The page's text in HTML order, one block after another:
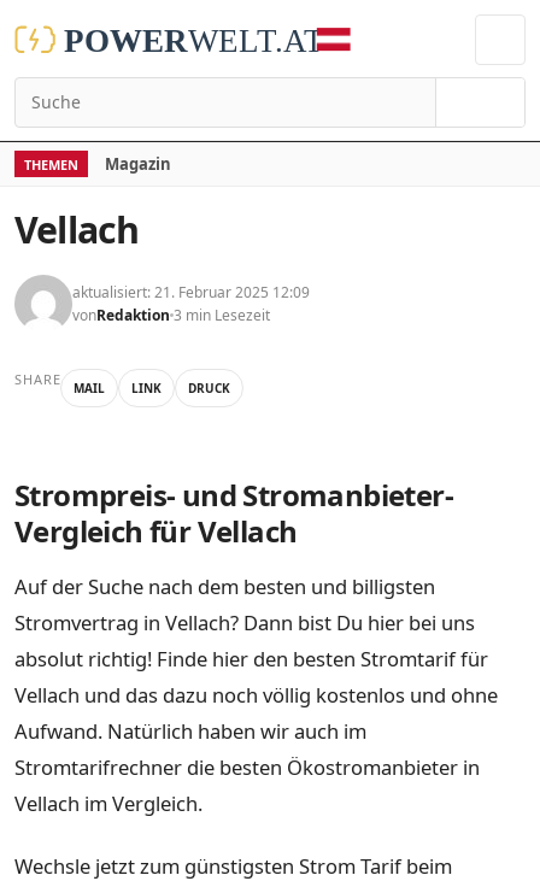
THEMEN Magazin
Vellach
aktualisiert: 21. Februar 2025 12:09
vonRedaktion 3 min Lesezeit
SHARE MAIL LINK DRUCK
Strompreis- und Stromanbieter-
Vergleich für Vellach
Auf der Suche nach dem besten und billigsten
Stromvertrag in Vellach? Dann bist Du hier bei uns
absolut richtig! Finde hier den besten Stromtarif für
Vellach und das dazu noch völlig kostenlos und ohne
Aufwand. Natürlich haben wir auch im
Stromtarifrechner die besten Ökostromanbieter in
Vellach im Vergleich.
Wechsle jetzt zum günstigsten Strom Tarif beim